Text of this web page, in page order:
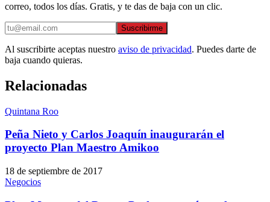
correo, todos los días. Gratis, y te das de baja con un clic.
Suscribirme
Al suscribirte aceptas nuestro aviso de privacidad. Puedes darte de
baja cuando quieras.
Relacionadas
Quintana Roo
Peña Nieto y Carlos Joaquín inaugurarán el
proyecto Plan Maestro Amikoo
18 de septiembre de 2017
Negocios